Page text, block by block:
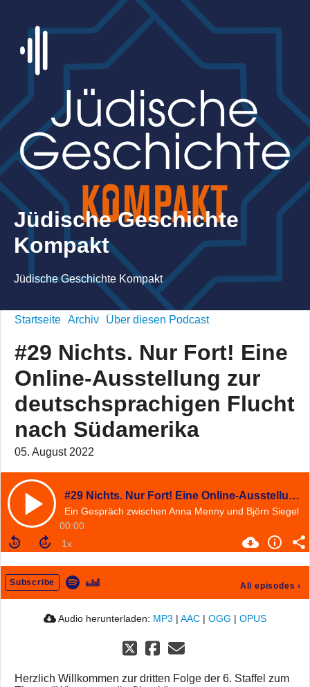
Jüdische Geschichte
Kompakt
Jüdische Geschichte Kompakt
Startseite Archiv Über diesen Podcast
#29 Nichts. Nur Fort! Eine
Online-Ausstellung zur
deutschsprachigen Flucht
nach Südamerika
05. August 2022
#29 Nichts. Nur Fort! Eine Online-Ausstellung zur deutschsprachigen Flucht nach Südamerika
Ein Gespräch zwischen Anna Menny und Björn Siegel
00:00
Subscribe All episodes ›
Audio herunterladen: MP3 | AAC | OGG | OPUS
Herzlich Willkommen zur dritten Folge der 6. Staffel zum